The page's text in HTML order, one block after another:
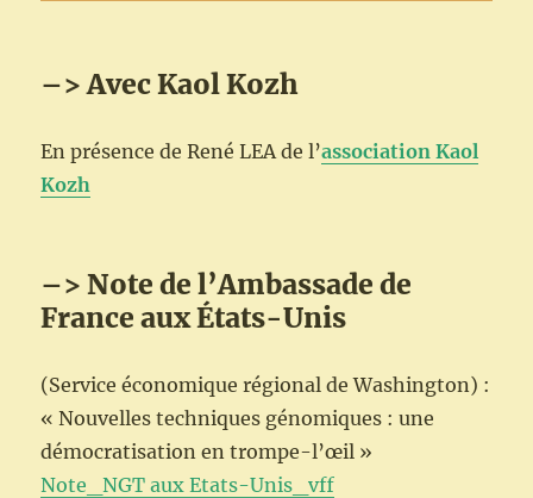
–> Avec Kaol Kozh
En présence de René LEA de l’association Kaol
Kozh
–> Note de l’Ambassade de
France aux États-Unis
(Service économique régional de Washington) :
« Nouvelles techniques génomiques : une
démocratisation en trompe-l’œil »
Note_NGT aux Etats-Unis_vff